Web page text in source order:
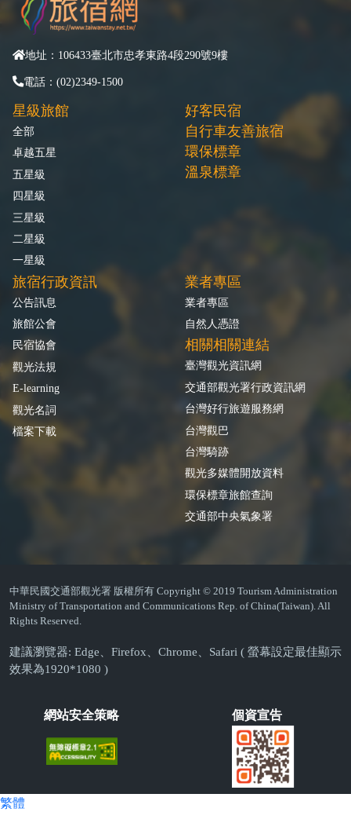
地址：106433臺北市忠孝東路4段290號9樓
電話：(02)2349-1500
星級旅館
全部
卓越五星
五星級
四星級
三星級
二星級
一星級
好客民宿
自行車友善旅宿
環保標章
溫泉標章
旅宿行政資訊
公告訊息
旅館公會
民宿協會
觀光法規
E-learning
觀光名詞
檔案下載
業者專區
業者專區
自然人憑證
相關相關連結
臺灣觀光資訊網
交通部觀光署行政資訊網
台灣好行旅遊服務網
台灣觀巴
台灣騎跡
觀光多媒體開放資料
環保標章旅館查詢
交通部中央氣象署
中華民國交通部觀光署 版權所有 Copyright © 2019 Tourism Administration
Ministry of Transportation and Communications Rep. of China(Taiwan). All
Rights Reserved.
建議瀏覽器: Edge、Firefox、Chrome、Safari ( 螢幕設定最佳顯示
效果為1920*1080 )
網站安全策略 個資宣告
繁體